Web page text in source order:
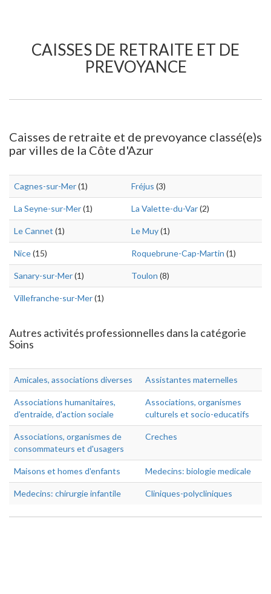
CAISSES DE RETRAITE ET DE
PREVOYANCE
Caisses de retraite et de prevoyance classé(e)s
par villes de la Côte d'Azur
Cagnes-sur-Mer(1) Fréjus (3)
La Seyne-sur-Mer(1) La Valette-du-Var(2)
Le Cannet (1) Le Muy(1)
Nice(15) Roquebrune-Cap-Martin (1)
Sanary-sur-Mer(1) Toulon (8)
Villefranche-sur-Mer(1)
Autres activités professionnelles dans la catégorie
Soins
Amicales, associations diverses Assistantes maternelles
Associations humanitaires,
d'entraide, d'action sociale
Associations, organismes
culturels et socio-educatifs
Associations, organismes de
consommateurs et d'usagers
Creches
Maisons et homes d'enfants Medecins: biologie medicale
Medecins: chirurgie infantile Cliniques-polycliniques